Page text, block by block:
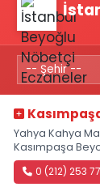
Yahya Kahya
Kasımpaşa
0 (212) 253